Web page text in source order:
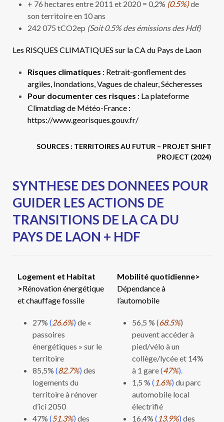
+ 76 hectares entre 2011 et 2020 = 0,2% (0.5%)de
son territoire en 10 ans
242 075 tCO2ep (Soit 0.5% des émissions des Hdf)
Les RISQUES CLIMATIQUES sur la CA du Pays de Laon
Risques climatiques : Retrait-gonflement des
argiles, Inondations, Vagues de chaleur, Sécheresses
Pour documenter ces risques : La plateforme
Climatdiag de Météo-France :
https://www.georisques.gouv.fr/
SOURCES : TERRITOIRES AU FUTUR – PROJET SHIFT
PROJECT (2024)
SYNTHESE DES DONNEES POUR
GUIDER LES ACTIONS DE
TRANSITIONS DE LA CA DU
PAYS DE LAON + HDF
Logement et Habitat
>Rénovation énergétique
et chauffage fossile
27% (26.6%) de «
passoires
énergétiques » sur le
territoire
85,5% (82.7%) des
logements du
territoire à rénover
d’ici 2050
47% (51.3%) des
Mobilité quotidienne>
Dépendance à
l’automobile
56,5 % (68.5%)
peuvent accéder à
pied/vélo à un
collège/lycée et 14%
à 1 gare(47%).
1,5 % ( 1.6%) du parc
automobile local
électrifié
16,4% ( 13.9%) des